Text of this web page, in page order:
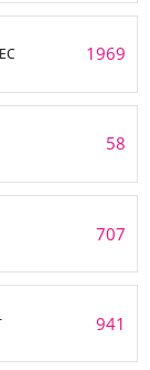
1969
58
707
941